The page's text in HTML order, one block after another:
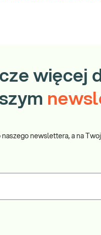
więcej
naszego newslettera, a na